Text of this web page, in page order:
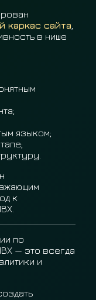
каркас сайта
в нише
языком;
к
по
— это всегда
и